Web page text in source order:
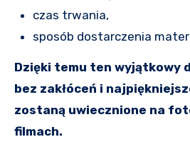
czas trwania,
sposób dostarczenia
Dzięki temu ten wyjątkowy
bez zakłóceń i
zostaną uwiecznione na
filmach.